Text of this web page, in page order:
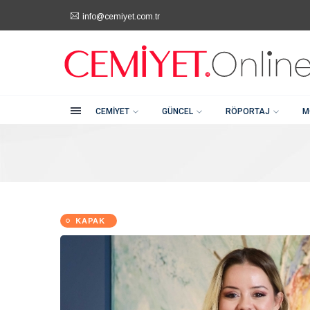
Kategoriler
Cemiyet
Güzellik
info@cemiyet.com.tr
CEMIYET GÜNCEL RÖPORTAJ
KAPAK